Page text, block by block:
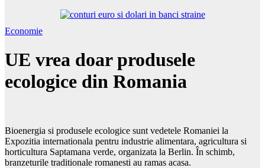
Economie
UE vrea doar produsele
ecologice din Romania
Bioenergia si produsele ecologice sunt vedetele Romaniei la
Expozitia internationala pentru industrie alimentara, agricultura si
horticultura Saptamana verde, organizata la Berlin. În schimb,
branzeturile traditionale romanesti au ramas acasa.